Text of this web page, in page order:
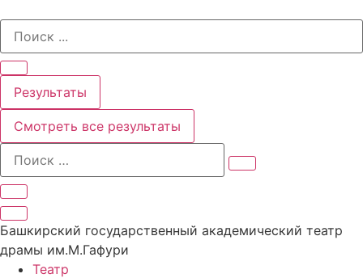
содержимому
Search
Результаты
Смотреть все результаты
Башкирский государственный академический театр
драмы им.М.Гафури
Театр